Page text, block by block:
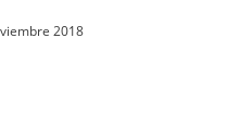
2018